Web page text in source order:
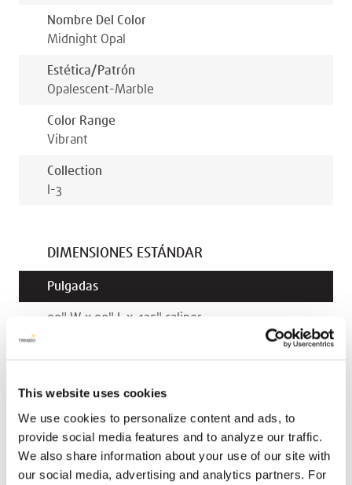
This website uses cookies
We use cookies to personalize content and ads, to
provide social media features and to analyze our traffic.
We also share information about your use of our site with
our social media, advertising and analytics partners. For
Nombre Del Color
Midnight Opal
Estética/patrón
Opalescent-Marble
Color Range
Vibrant
Collection
I-3
DIMENSIONES ESTÁNDAR
Pulgadas
90" W x 90" L x .125" caliper
Milímetros
2286mmW x 2286mmL x3.2mmcaliper
2540mmW x2540mmL x3.2mmcaliper